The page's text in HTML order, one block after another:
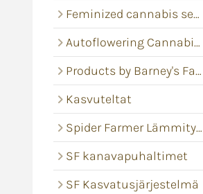
Feminized cannabis seeds
Autoflowering Cannabis seeds
Products by Barney's Farm
Kasvuteltat
Spider Farmer Lämmitysmatot
SF kanavapuhaltimet
SF Kasvatusjärjestelmä